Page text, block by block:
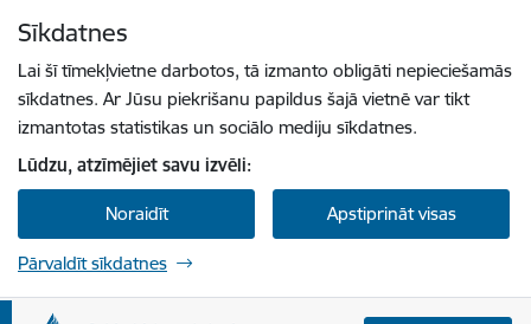
Sīkdatnes
Lai šī tīmekļvietne darbotos, tā izmanto obligāti nepieciešamās
sīkdatnes. Ar Jūsu piekrišanu papildus šajā vietnē var tikt
izmantotas statistikas un sociālo mediju sīkdatnes.
Lūdzu, atzīmējiet savu izvēli:
Noraidīt Apstiprināt visas
Pārvaldīt sīkdatnes